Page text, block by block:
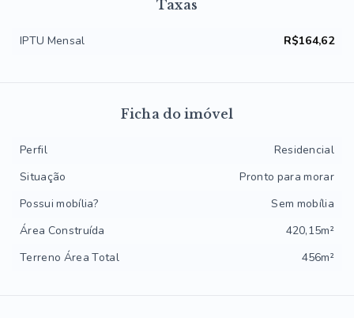
Taxas
IPTU Mensal R$164,62
Ficha do imóvel
Perfil
Residencial
Situação
Pronto para morar
Possui mobília?
Sem mobília
Área Construída
420,15m²
Terreno Área Total
456m²